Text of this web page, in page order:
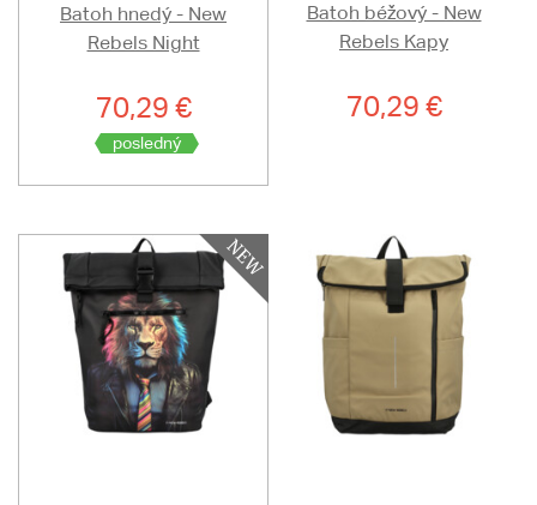
Batoh hnedý - New
Rebels Night
70,29 €
posledný
Batoh béžový - New
Rebels Kapy
70,29 €